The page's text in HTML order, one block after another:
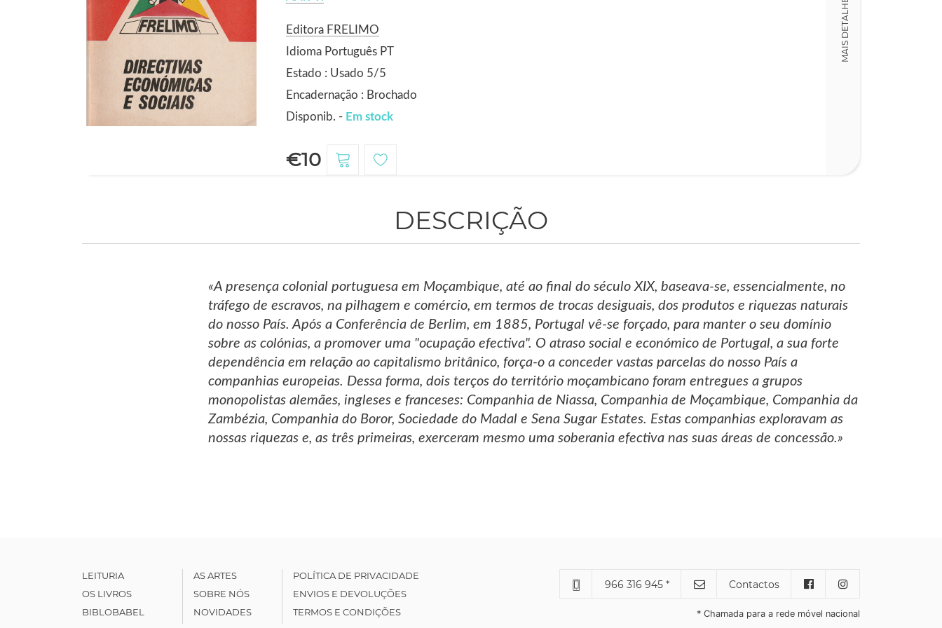
Editora FRELIMO
Idioma Português PT
Estado : Usado 5/5
Encadernação : Brochado
Disponib. - Em stock
€10
MAIS DETALHES
DESCRIÇÃO
«A presença colonial portuguesa em Moçambique, até ao final do século XIX, baseava-se, essencialmente, no
tráfego de escravos, na pilhagem e comércio, em termos de trocas desiguais, dos produtos e riquezas naturais
do nosso País. Após a Conferência de Berlim, em 1885, Portugal vê-se forçado, para manter o seu domínio
sobre as colónias, a promover uma "ocupação efectiva". O atraso social e económico de Portugal, a sua forte
dependência em relação ao capitalismo britânico, força-o a conceder vastas parcelas do nosso País a
companhias europeias. Dessa forma, dois terços do território moçambicano foram entregues a grupos
monopolistas alemães, ingleses e franceses: Companhia de Niassa, Companhia de Moçambique, Companhia da
Zambézia, Companhia do Boror, Sociedade do Madal e Sena Sugar Estates. Estas companhias exploravam as
nossas riquezas e, as três primeiras, exerceram mesmo uma soberania efectiva nas suas áreas de concessão.»
LEITURIA
OS LIVROS
BIBLOBABEL
AS ARTES
SOBRE NÓS
NOVIDADES
POLÍTICA DE PRIVACIDADE
ENVIOS E DEVOLUÇÕES
TERMOS E CONDIÇÕES
966 316 945 * Contactos
* Chamada para a rede móvel nacional